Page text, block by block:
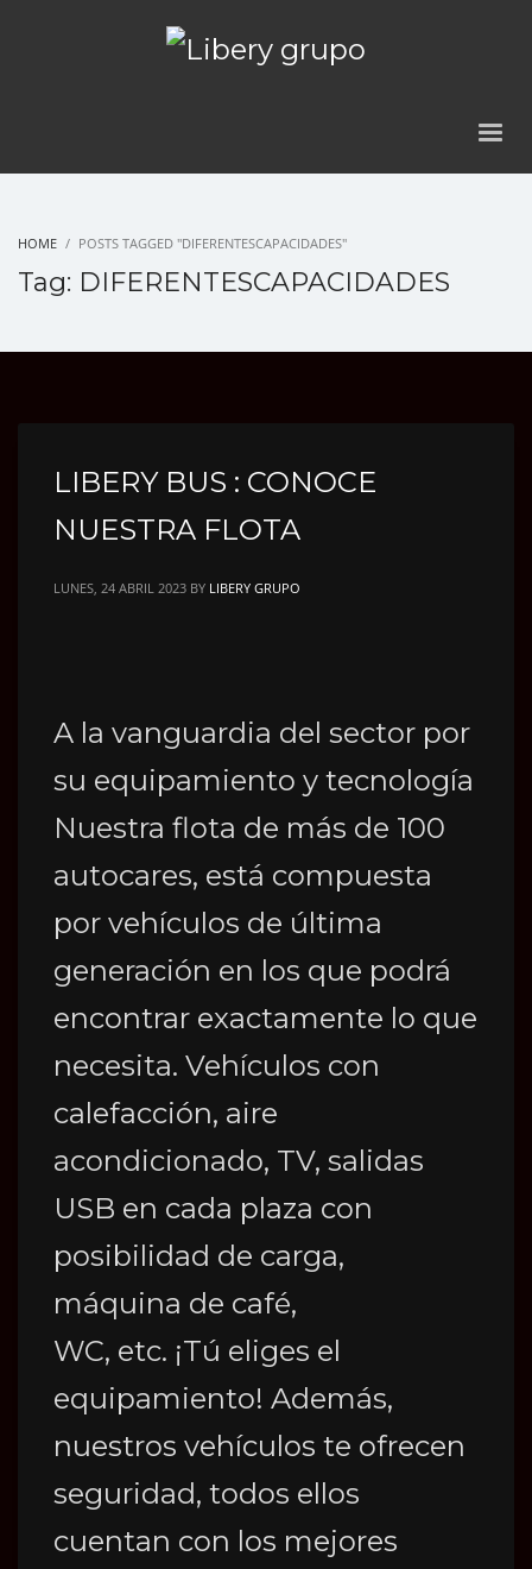
HOME POSTS TAGGED "DIFERENTESCAPACIDADES"
Tag: DIFERENTESCAPACIDADES
LIBERY BUS : CONOCE
NUESTRA FLOTA
LUNES, 24 ABRIL 2023 BY LIBERY GRUPO
A la vanguardia del sector por
su equipamiento y tecnología
Nuestra flota de más de 100
autocares, está compuesta
por vehículos de última
generación en los que podrá
encontrar exactamente lo que
necesita. Vehículos con
calefacción, aire
acondicionado, TV, salidas
USB en cada plaza con
posibilidad de carga,
máquina de café,
WC, etc. ¡Tú eliges el
equipamiento! Además,
nuestros vehículos te ofrecen
seguridad, todos ellos
cuentan con los mejores